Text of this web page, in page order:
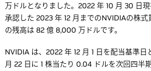
万ドルとなりました。2022 年 10 月 30 日
承認した 2023 年 12 月までのNVIDIAの株
の残高は 82 億 8,000 万ドルです。
NVIDIA は、2022 年 12 月 1 日を配当基準日
月 22 日に 1 株当たり 0.04 ドルを次回四半